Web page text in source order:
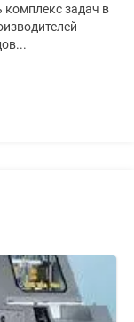
задач в